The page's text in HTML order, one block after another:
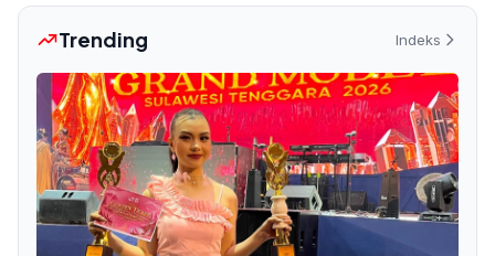
Trending Indeks